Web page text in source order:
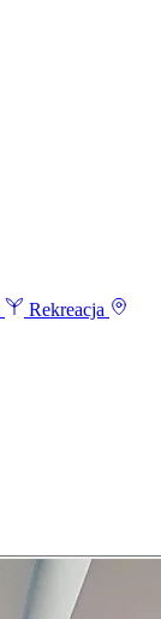
Rekreacja